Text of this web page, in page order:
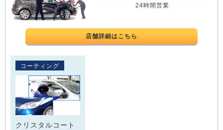
24時間営業
店舗詳細はこちら
コーティング
クリスタルコート